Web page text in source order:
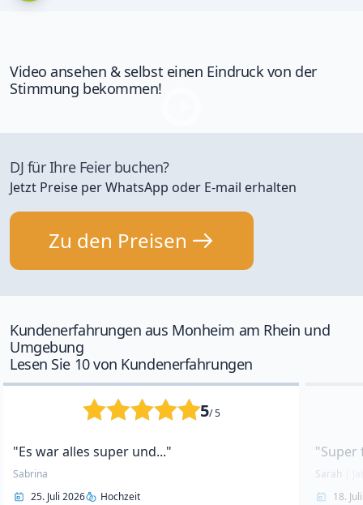
Video ansehen & selbst einen Eindruck von der
Stimmung bekommen!
DJ für Ihre Feier buchen?
Jetzt Preise per WhatsApp oder E-mail erhalten
Zu den Preisen
Kundenerfahrungen aus Monheim am Rhein und
Umgebung
Lesen Sie 10 von Kundenerfahrungen
5/ 5
"Es war alles super und..."
Sabrina
25. Juli 2026
Hochzeit
"Super
Sarah
18.